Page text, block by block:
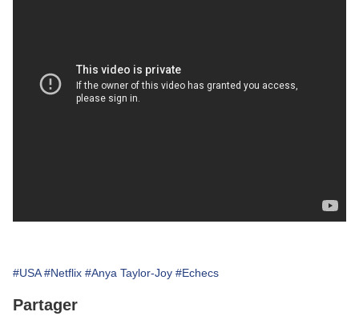
#USA #Netflix #Anya Taylor-Joy #Echecs
Partager